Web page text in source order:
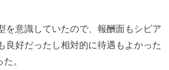
を意識していたので、報酬面もシビア
良好だったし相対的に待遇もよかった
。